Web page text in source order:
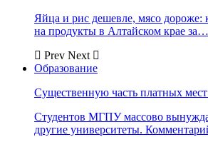
Яйца и рис дешевле, мясо дороже:
на продукты в Алтайском крае за…
Prev Next
Образование
Существенную часть платных мест
Студентов МГПУ массово
другие университеты.